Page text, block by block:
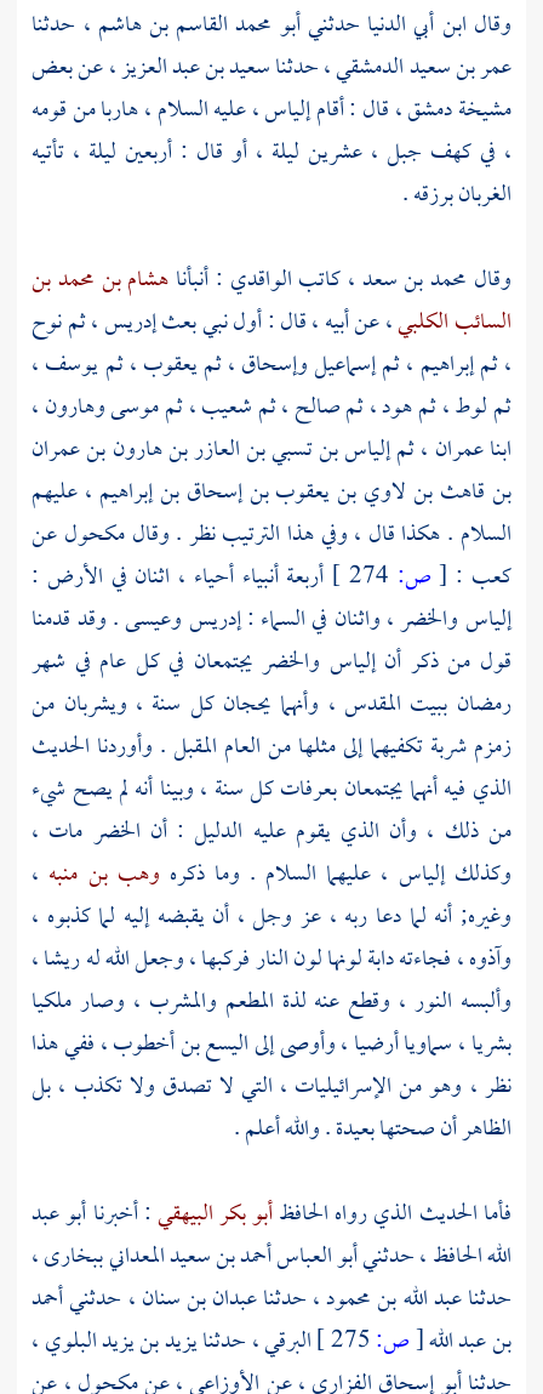
وقال ابن أبي الدنيا حدثنيأبو محمد القاسم بن هاشم ، حدثنا
عمر بن سعيد الدمشقي، حدثناسعيد بن عبد العزيز، عن بعض
مشيخةدمشق، قال : أقامإلياس، عليه السلام ، هاربا من قومه
، في كهف جبل ، عشرين ليلة ، أو قال : أربعين ليلة ، تأتيه
الغربان برزقه .
وقال محمد بن سعد، كاتبالواقدي : أنبأناهشام بن محمد بن
السائب الكلبي، عن أبيه ، قال : أول نبي بعثإدريس، ثمنوح
، ثمإبراهيم ، ثمإسماعيلوإسحاق، ثميعقوب، ثميوسف،
ثملوط، ثمهود، ثمصالح، ثمشعيب، ثمموسىوهارون ،
ابنا عمران ، ثمإلياس بن تسبي بن العازر بن هارون بن عمران
بن قاهث بن لاوي بن يعقوب بن إسحاق بن إبراهيم ، عليهم
السلام . هكذا قال ، وفي هذا الترتيب نظر . وقالمكحولعن
كعب :
[ص:
أربعة أنبياء أحياء ، اثنان في الأرض :
إلياسوالخضر ،واثنان في السماء :إدريسوعيسى. وقد قدمنا
قول من ذكر أنإلياس والخضر يجتمعان في كل عام في شهر
رمضان ببيت المقدس ، وأنهما يحجان كل سنة ، ويشربان من
زمزم شربة تكفيهما إلى مثلها من العام المقبل . وأوردنا الحديث
الذي فيه أنهما يجتمعانبعرفاتكل سنة ، وبينا أنه لم يصح شيء
من ذلك ، وأن الذي يقوم عليه الدليل : أن الخضر مات ،
وكذلكإلياس ، عليهما السلام . وما ذكره وهب بن منبه ،
وغيره; أنه لما دعا ربه ، عز وجل ، أن يقبضه إليه لما كذبوه ،
وآذوه ، فجاءته دابة لونها لون النار فركبها ، وجعل الله له ريشا ،
وألبسه النور ، وقطع عنه لذة المطعم والمشرب ، وصار ملكيا
بشريا ، سماويا أرضيا ، وأوصى إلىاليسع بن أخطوب ،ففي هذا
نظر ، وهو من الإسرائيليات ، التي لا تصدق ولا تكذب ، بل
الظاهر أن صحتها بعيدة . والله أعلم .
فأما الحديث الذي رواه الحافظأبو بكر البيهقي: أخبرناأبو عبد
الله الحافظ، حدثنيأبو العباس أحمد بن سعيد المعدانيببخارى ،
حدثناعبد الله بن محمود، حدثناعبدان بن سنان، حدثنيأحمد
بن عبد الله[ص: البرقي، حدثنايزيد بن يزيد البلوي،
حدثناأبو إسحاق الفزاري، عنالأوزاعي، عنمكحول، عن